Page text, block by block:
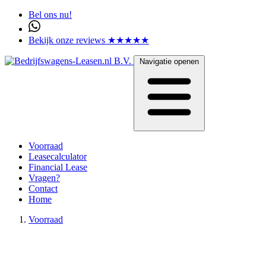
Bel ons nu!
Bekijk onze reviews ★★★★★
Navigatie openen
Voorraad
Leasecalculator
Financial Lease
Vragen?
Contact
Home
Voorraad